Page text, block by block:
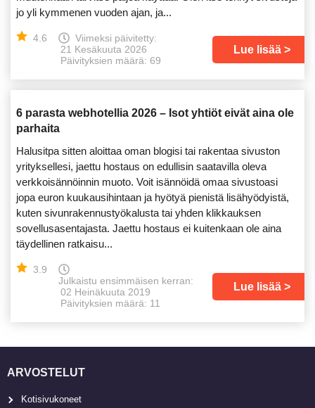
jo yli kymmenen vuoden ajan, ja...
4.6
Viimeksi päivitetty:
21 Kesäkuuta 2026
Päivityksien määrä: 69
Lue lisää
6 parasta webhotellia 2026 – Isot yhtiöt eivät aina ole
parhaita
Halusitpa sitten aloittaa oman blogisi tai rakentaa sivuston
yrityksellesi, jaettu hostaus on edullisin saatavilla oleva
verkkoisännöinnin muoto. Voit isännöidä omaa sivustoasi
jopa euron kuukausihintaan ja hyötyä pienistä lisähyödyistä,
kuten sivunrakennustyökalusta tai yhden klikkauksen
sovellusasentajasta. Jaettu hostaus ei kuitenkaan ole aina
täydellinen ratkaisu...
3.9
Julkaistu ensimmäisen kerran:
02 Heinäkuuta 2019
Päivityksien määrä: 11
Lue lisää
ARVOSTELUT
Kotisivukoneet